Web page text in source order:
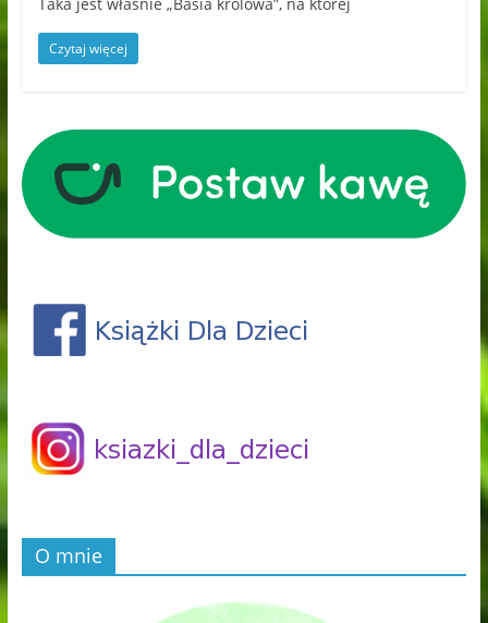
Czytaj więcej
O mnie